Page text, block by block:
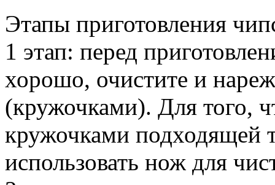
Этапы приготовления
1 этап: перед
хорошо, очистите и
(кружочками). Для того,
кружочками подходящей
использовать нож для